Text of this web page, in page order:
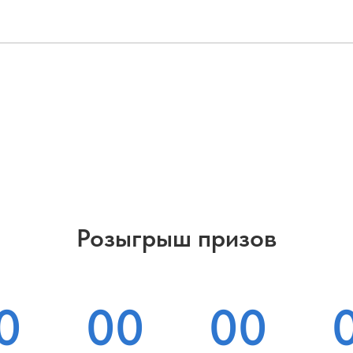
Розыгрыш призов
00 00